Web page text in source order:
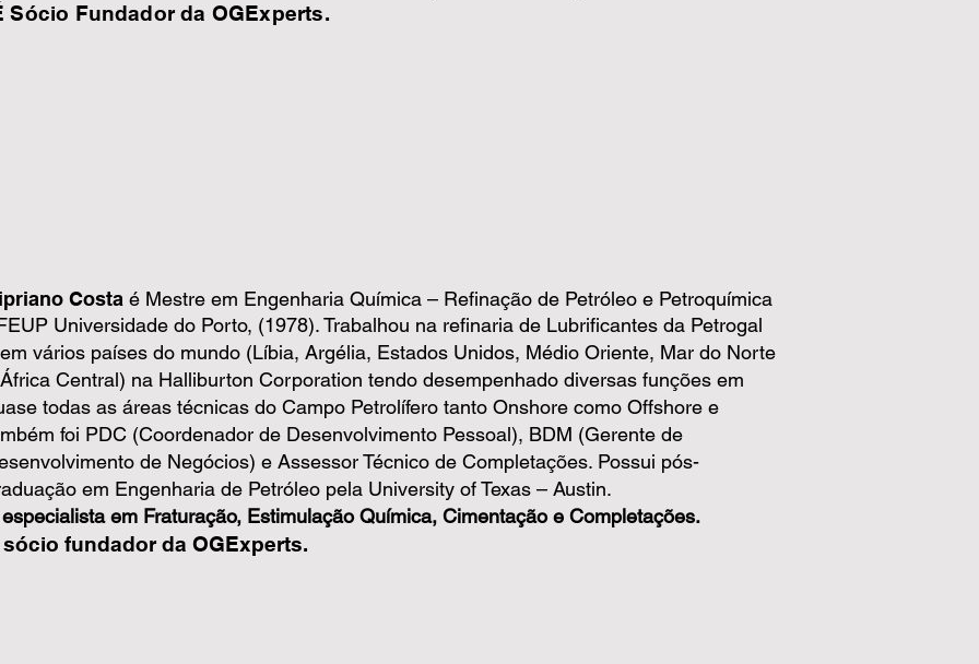
Sócio Fundador da OGExperts.
Costa é Mestre em Engenharia Química – Refinação de Petróleo e Petroquímica
Universidade do Porto, (1978). Trabalhou na refinaria de Lubrificantes da Petrogal
vários países do mundo (Líbia, Argélia, Estados Unidos, Médio Oriente, Mar do Norte
Central) na Halliburton Corporation tendo desempenhado diversas funções em
todas as áreas técnicas do Campo Petrolífero tanto Onshore como Offshore e
foi PDC (Coordenador de Desenvolvimento Pessoal), BDM (Gerente de
de Negócios) e Assessor Técnico de Completações. Possui pós-
em Engenharia de Petróleo pela University of Texas – Austin.
em Fraturação, Estimulação Química, Cimentação e Completações.
sócio fundador da OGExperts.